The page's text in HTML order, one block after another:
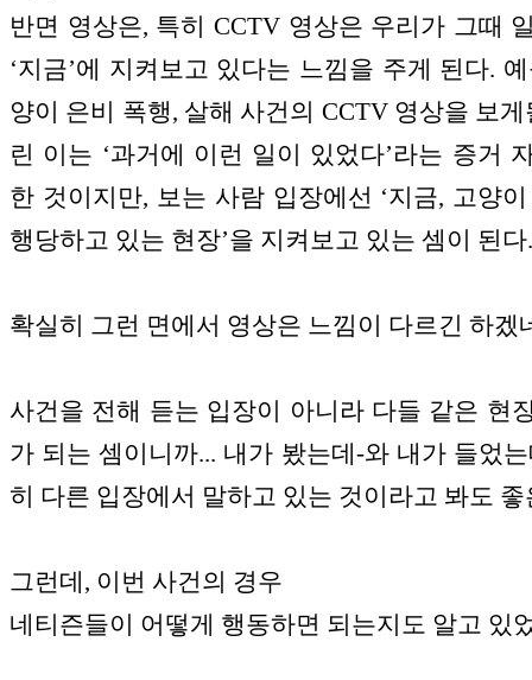
반면 영상은, 특히 CCTV 영상은 우리가 그때
‘지금’에 지켜보고 있다는 느낌을 주게 된다.
양이 은비 폭행, 살해 사건의 CCTV 영상을 보
린 이는 ‘과거에 이런 일이 있었다’라는 증거
한 것이지만, 보는 사람 입장에선 ‘지금, 고양
행당하고 있는 현장’을 지켜보고 있는 셈이 된다.
확실히 그런 면에서 영상은 느낌이 다르긴 하겠
사건을 전해 듣는 입장이 아니라 다들 같은 현
가 되는 셈이니까... 내가 봤는데-와 내가 들었
히 다른 입장에서 말하고 있는 것이라고 봐도
그런데, 이번 사건의 경우
네티즌들이 어떻게 행동하면 되는지도 알고 있